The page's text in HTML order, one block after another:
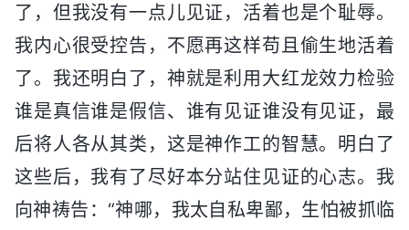
了，但我没有一点儿见证，活着也是个耻辱。
我内心很受控告，不愿再这样苟且偷生地活着
了。我还明白了，神就是利用大红龙效力检验
谁是真信谁是假信、谁有见证谁没有见证，最
后将人各从其类，这是神作工的智慧。明白了
这些后，我有了尽好本分站住见证的心志。我
向神祷告：“神哪，我太自私卑鄙，生怕被抓临